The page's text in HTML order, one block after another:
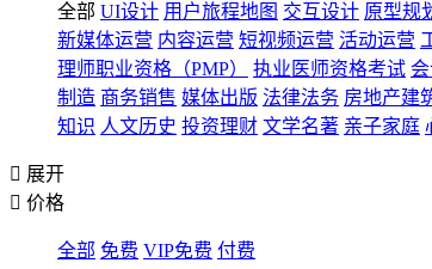
全部 UI设计 用户旅程地图 交互设计 原型规
新媒体运营 内容运营 短视频运营 活动运营
理师职业资格（PMP）
执业医师资格考试
制造 商务销售 媒体出版 法律法务 房地产建
知识 人文历史 投资理财 文学名著 亲子家庭
 展开
 价格
全部 免费 VIP免费 付费